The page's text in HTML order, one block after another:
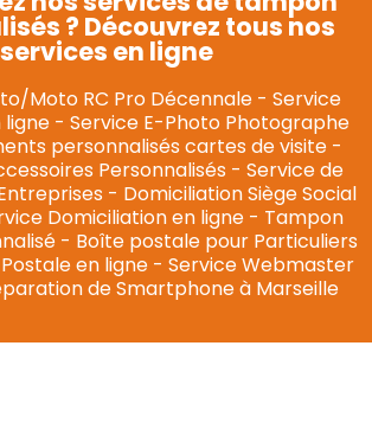
? Découvrez tous nos
services en ligne
Moto RC Pro Décennale- Service
ligne- Service E-Photo Photographe
personnalisés cartes de visite-
Personnalisés - Service de
- Domiciliation Siège Social
Domiciliation en ligne- Tampon
- Boîte postale pour Particuliers
en ligne - Service Webmaster
de Smartphone à Marseille